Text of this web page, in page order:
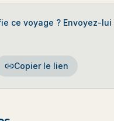
ce voyage ? Envoyez-lui
Copier le lien